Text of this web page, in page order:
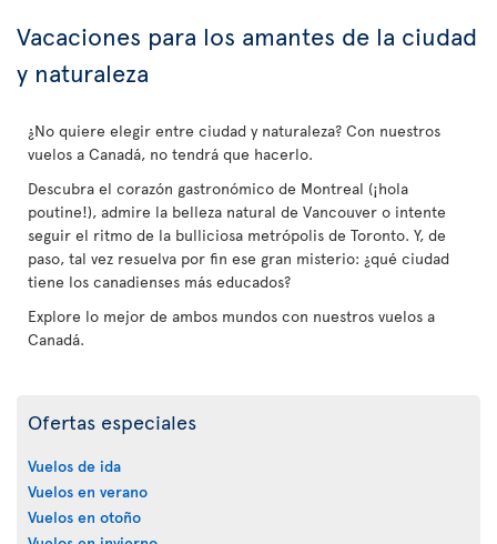
Vacaciones para los amantes de la ciudad
y naturaleza
¿No quiere elegir entre ciudad y naturaleza? Con nuestros
vuelos a Canadá, no tendrá que hacerlo.
Descubra el corazón gastronómico de Montreal (¡hola
poutine!), admire la belleza natural de Vancouver o intente
seguir el ritmo de la bulliciosa metrópolis de Toronto. Y, de
paso, tal vez resuelva por fin ese gran misterio: ¿qué ciudad
tiene los canadienses más educados?
Explore lo mejor de ambos mundos con nuestros vuelos a
Canadá.
Ofertas especiales
Vuelos de ida
Vuelos en verano
Vuelos en otoño